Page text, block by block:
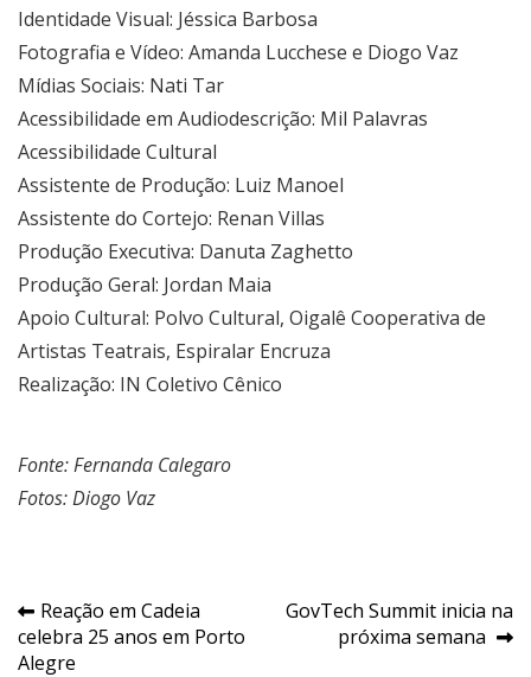
Identidade Visual: Jéssica Barbosa
Fotografia e Vídeo: Amanda Lucchese e Diogo Vaz
Mídias Sociais: Nati Tar
Acessibilidade em Audiodescrição: Mil Palavras
Acessibilidade Cultural
Assistente de Produção: Luiz Manoel
Assistente do Cortejo: Renan Villas
Produção Executiva: Danuta Zaghetto
Produção Geral: Jordan Maia
Apoio Cultural: Polvo Cultural, Oigalê Cooperativa de
Artistas Teatrais, Espiralar Encruza
Realização: IN Coletivo Cênico
Fonte: Fernanda Calegaro
Fotos: Diogo Vaz
Navegação
de
Reação em Cadeia
celebra 25 anos em Porto
Alegre
GovTech Summit inicia na
próxima semana